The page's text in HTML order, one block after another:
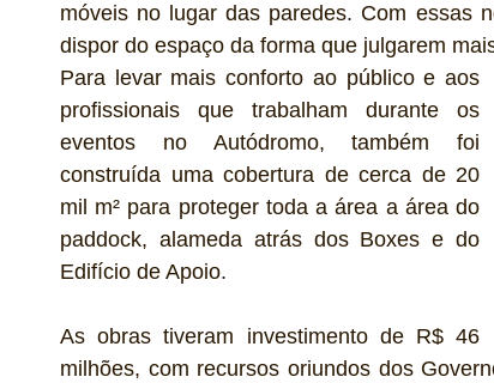
móveis no lugar das paredes. Com essas
dispor do espaço da forma que julgarem
Para levar mais conforto ao público e aos
profissionais que trabalham durante os
eventos no Autódromo, também foi
construída uma cobertura de cerca de 20
mil m² para proteger toda a área a área do
paddock, alameda atrás dos Boxes e do
Edifício de Apoio.
As obras tiveram investimento de R$ 46
milhões, com recursos oriundos dos